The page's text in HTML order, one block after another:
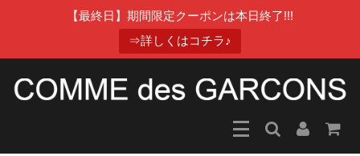
【最終日】期間限定クーポンは本日終了!!!
⇒詳しくはコチラ♪